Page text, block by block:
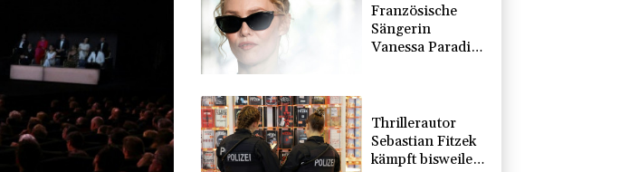
Französische
Sängerin
Vanessa Paradis
bekannt
Thrillerautor
Sebastian Fitzek
kämpft bisweilen